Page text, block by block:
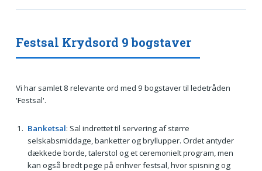
Festsal Krydsord 9 bogstaver
Vi har samlet 8 relevante ord med 9 bogstaver til ledetråden
'Festsal'.
Banketsal: Sal indrettet til servering af større
selskabsmiddage, banketter og bryllupper. Ordet antyder
dækkede borde, talerstol og et ceremonielt program, men
kan også bredt pege på enhver festsal, hvor spisning og